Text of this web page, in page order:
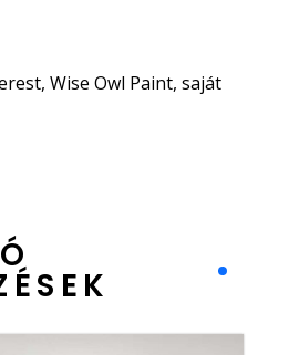
Wise Owl Paint, saját